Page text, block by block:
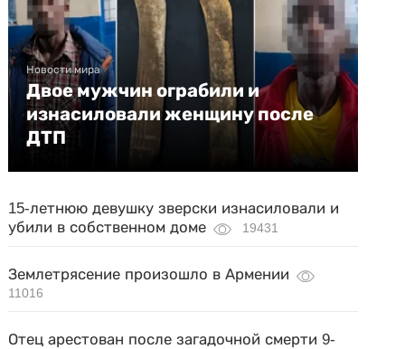
Новости мира
Двое мужчин ограбили и
изнасиловали женщину после
ДТП
15-летнюю девушку зверски изнасиловали и
убили в собственном доме
19431
Землетрясение произошло в Армении
11016
Отец арестован после загадочной смерти 9-